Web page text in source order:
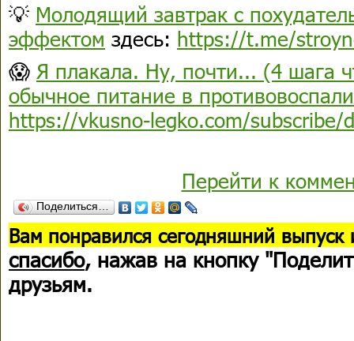
💡 Молодящий завтрак с
эффектом здесь: https://t.me/
😱 Я плакала. Ну, почти... (4 шага
обычное питание в
https://vkusno-legko.com/subscribe/
Перейти к
Поделиться…
Вам понравился сегодняшний выпуск
спасибо, нажав на кнопку
друзьям.